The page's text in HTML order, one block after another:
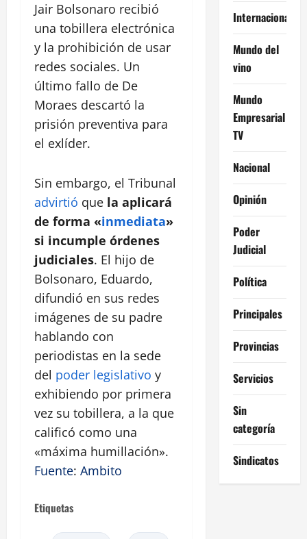
Jair Bolsonaro recibió
una tobillera electrónica
y la prohibición de usar
redes sociales. Un
último fallo de De
Moraes descartó la
prisión preventiva para
el exlíder.
Sin embargo, el Tribunal
advirtió que la aplicará
de forma «inmediata»
si incumple órdenes
judiciales. El hijo de
Bolsonaro, Eduardo,
difundió en sus redes
imágenes de su padre
hablando con
periodistas en la sede
del poder legislativo y
exhibiendo por primera
vez su tobillera, a la que
calificó como una
«máxima humillación».
Fuente: Ambito
Etiquetas
Internacional
Mundo del
vino
Mundo
Empresarial
TV
Nacional
Opinión
Poder
Judicial
Política
Principales
Provincias
Servicios
Sin
categoría
Sindicatos